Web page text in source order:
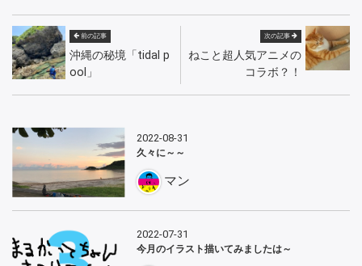
前の記事
沖縄の秘境「tidal p
ool」
次の記事
ねこと超人気アニメの
コラボ？！
2022-08-31
久々に～～
マン
2022-07-31
今月のイラスト描いてみましたは～